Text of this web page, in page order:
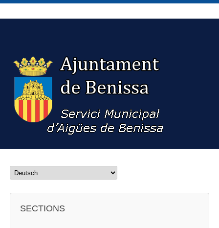
SECTIONS